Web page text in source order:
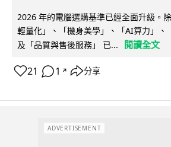
2026 年的電腦選購基準已經全面升級。
輕量化」、「機身美學」、「AI算力」、
及「品質與售後服務」 已...
閱讀全文
21 1 ↗ 分享
ADVERTISEMENT